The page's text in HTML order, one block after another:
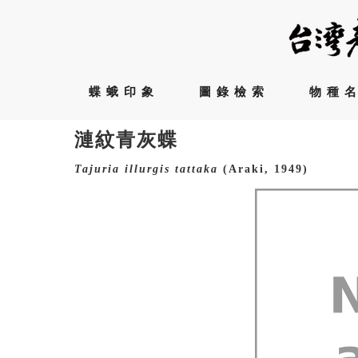
蝶蛾印象 圖錄檢索 物種
漣紋青灰蝶
Tajuria illurgis tattaka (Araki, 1949)